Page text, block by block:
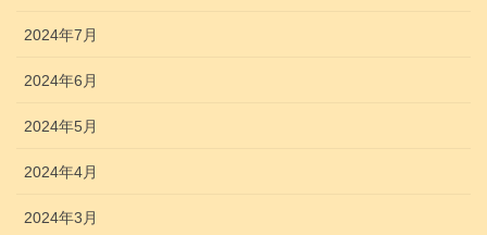
2024年7月
2024年6月
2024年5月
2024年4月
2024年3月